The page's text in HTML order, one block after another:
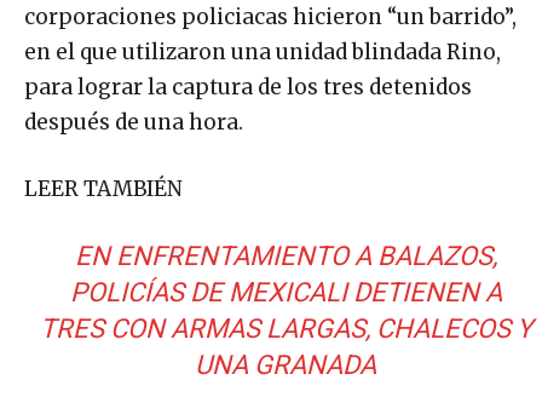
corporaciones policiacas hicieron “un barrido”,
en el que utilizaron una unidad blindada Rino,
para lograr la captura de los tres detenidos
después de una hora.
LEER TAMBIÉN
EN ENFRENTAMIENTO A BALAZOS,
POLICÍAS DE MEXICALI DETIENEN A
TRES CON ARMAS LARGAS, CHALECOS Y
UNA GRANADA